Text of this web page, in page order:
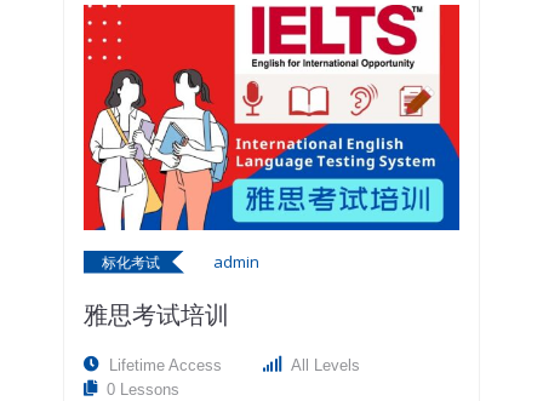
标化考试 admin
雅思考试培训
Lifetime Access
All Levels
0 Lessons